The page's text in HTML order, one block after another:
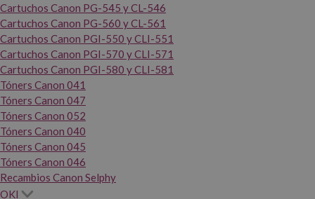
Cartuchos Canon PG-545 y CL-546
Cartuchos Canon PG-560 y CL-561
Cartuchos Canon PGI-550 y CLI-551
Cartuchos Canon PGI-570 y CLI-571
Cartuchos Canon PGI-580 y CLI-581
Tóners Canon 041
Tóners Canon 047
Tóners Canon 052
Tóners Canon 040
Tóners Canon 045
Tóners Canon 046
Recambios Canon Selphy
OKI